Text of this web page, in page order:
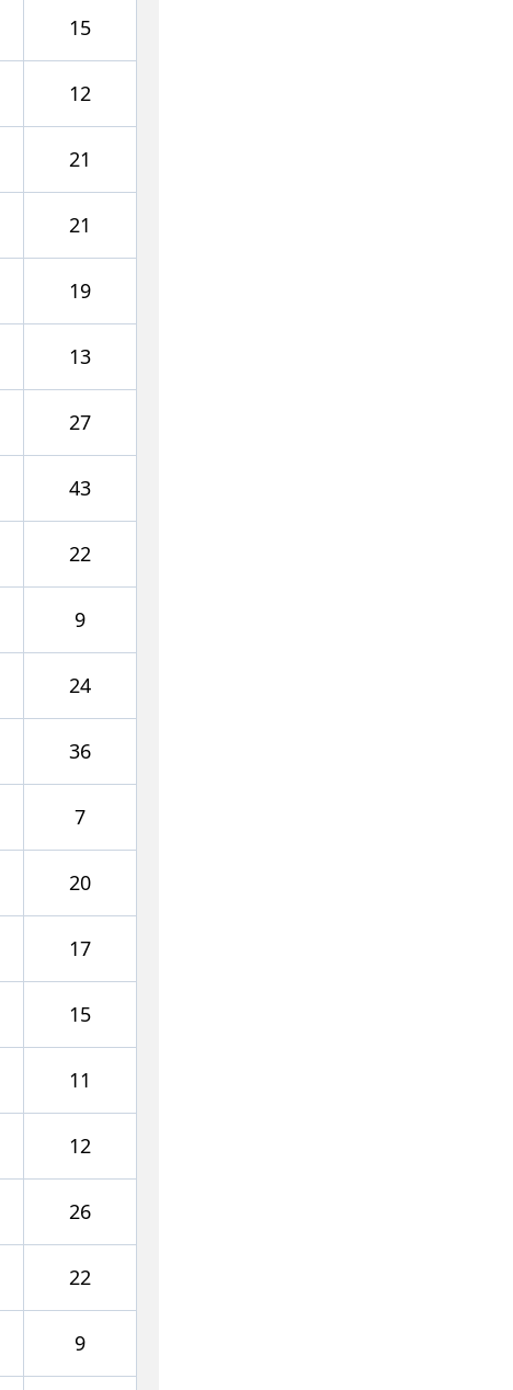
15
12
21
21
19
13
27
43
22
9
24
36
7
20
17
15
11
12
26
22
9